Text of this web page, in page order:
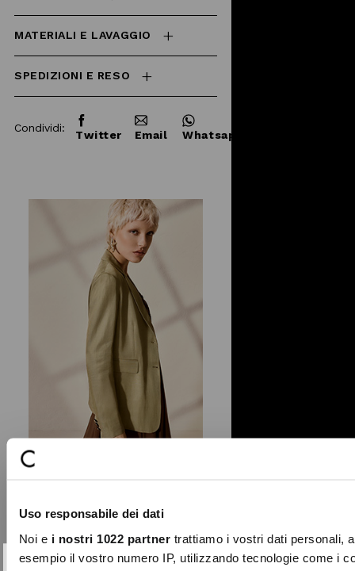
Uso responsabile dei dati
Noi e i nostri 1022 partnertrattiamo i vostri dati personali,
esempio il vostro numero IP, utilizzando tecnologie come i
MATERIALI E LAVAGGIO
SPEDIZIONI E RESO
Condividi:
Twitter Email Whatsapp
ALLA
NEWSLETTER